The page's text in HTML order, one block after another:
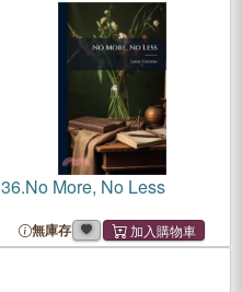
36.No More, No Less
無庫存